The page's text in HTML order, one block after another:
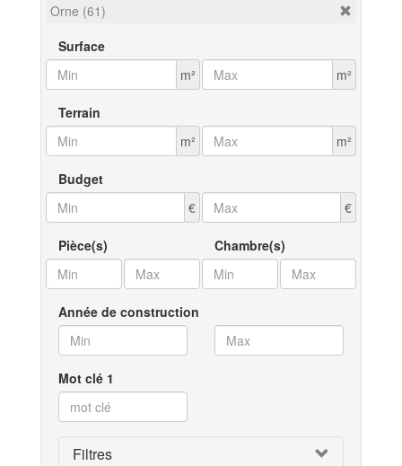
Orne (61)
Surface
m²
m²
Terrain
m²
m²
Budget
€
€
Pièce(s) Chambre(s)
Année de construction
Mot clé 1
Filtres